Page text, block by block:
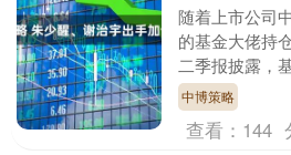
随着上市公司
的基金大佬持
二季报披露，
仓，能够较为
资思路。 我们
中博策略
查看： 144